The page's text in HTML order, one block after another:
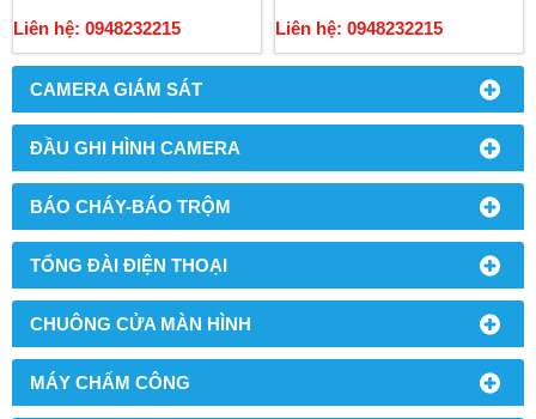
CAMERA GIÁM SÁT
ĐẦU GHI HÌNH CAMERA
BÁO CHÁY-BÁO TRỘM
TỔNG ĐÀI ĐIỆN THOẠI
CHUÔNG CỬA MÀN HÌNH
MÁY CHẤM CÔNG
Liên hệ: 0948232215 Liên hệ: 0948232215